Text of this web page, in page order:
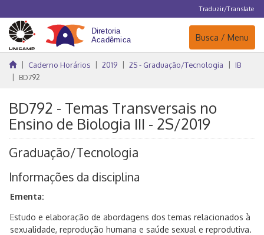
Traduzir/Translate
Navegação
Busca / Menu
Caderno Horários 2019 2S - Graduação/Tecnologia
IB
BD792
BD792 - Temas Transversais no
Ensino de Biologia III - 2S/2019
Graduação/Tecnologia
Informações da disciplina
Ementa:
Estudo e elaboração de abordagens dos temas relacionados à
sexualidade, reprodução humana e saúde sexual e reprodutiva.